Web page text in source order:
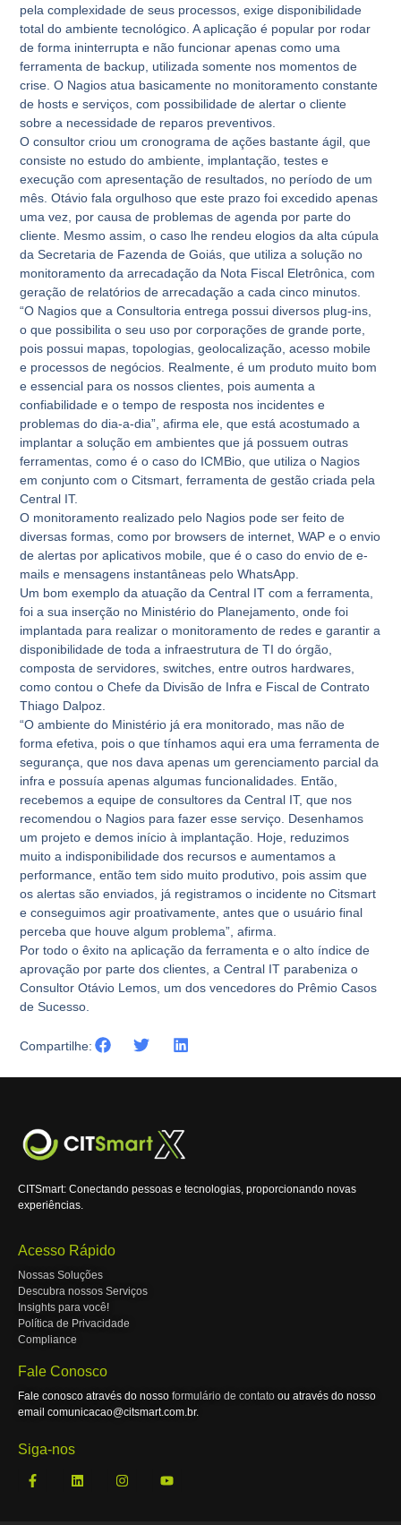
pela complexidade de seus processos, exige disponibilidade
total do ambiente tecnológico. A aplicação é popular por rodar
de forma ininterrupta e não funcionar apenas como uma
ferramenta de backup, utilizada somente nos momentos de
crise. O Nagios atua basicamente no monitoramento constante
de hosts e serviços, com possibilidade de alertar o cliente
sobre a necessidade de reparos preventivos.
O consultor criou um cronograma de ações bastante ágil, que
consiste no estudo do ambiente, implantação, testes e
execução com apresentação de resultados, no período de um
mês. Otávio fala orgulhoso que este prazo foi excedido apenas
uma vez, por causa de problemas de agenda por parte do
cliente. Mesmo assim, o caso lhe rendeu elogios da alta cúpula
da Secretaria de Fazenda de Goiás, que utiliza a solução no
monitoramento da arrecadação da Nota Fiscal Eletrônica, com
geração de relatórios de arrecadação a cada cinco minutos.
“O Nagios que a Consultoria entrega possui diversos plug-ins,
o que possibilita o seu uso por corporações de grande porte,
pois possui mapas, topologias, geolocalização, acesso mobile
e processos de negócios. Realmente, é um produto muito bom
e essencial para os nossos clientes, pois aumenta a
confiabilidade e o tempo de resposta nos incidentes e
problemas do dia-a-dia”, afirma ele, que está acostumado a
implantar a solução em ambientes que já possuem outras
ferramentas, como é o caso do ICMBio, que utiliza o Nagios
em conjunto com o Citsmart, ferramenta de gestão criada pela
Central IT.
O monitoramento realizado pelo Nagios pode ser feito de
diversas formas, como por browsers de internet, WAP e o envio
de alertas por aplicativos mobile, que é o caso do envio de e-
mails e mensagens instantâneas pelo WhatsApp.
Um bom exemplo da atuação da Central IT com a ferramenta,
foi a sua inserção no Ministério do Planejamento, onde foi
implantada para realizar o monitoramento de redes e garantir a
disponibilidade de toda a infraestrutura de TI do órgão,
composta de servidores, switches, entre outros hardwares,
como contou o Chefe da Divisão de Infra e Fiscal de Contrato
Thiago Dalpoz.
“O ambiente do Ministério já era monitorado, mas não de
forma efetiva, pois o que tínhamos aqui era uma ferramenta de
segurança, que nos dava apenas um gerenciamento parcial da
infra e possuía apenas algumas funcionalidades. Então,
recebemos a equipe de consultores da Central IT, que nos
recomendou o Nagios para fazer esse serviço. Desenhamos
um projeto e demos início à implantação. Hoje, reduzimos
muito a indisponibilidade dos recursos e aumentamos a
performance, então tem sido muito produtivo, pois assim que
os alertas são enviados, já registramos o incidente no Citsmart
e conseguimos agir proativamente, antes que o usuário final
perceba que houve algum problema”, afirma.
Por todo o êxito na aplicação da ferramenta e o alto índice de
aprovação por parte dos clientes, a Central IT parabeniza o
Consultor Otávio Lemos, um dos vencedores do Prêmio Casos
de Sucesso.​
Compartilhe:
CITSmart: Conectando pessoas e tecnologias, proporcionando novas
experiências.
Acesso Rápido
Nossas Soluções
Descubra nossos Serviços
Insights para você!
Política de Privacidade
Compliance
Fale Conosco
Fale conosco através do nosso formulário de contato ou através do nosso
email comunicacao@citsmart.com.br.
Siga-nos